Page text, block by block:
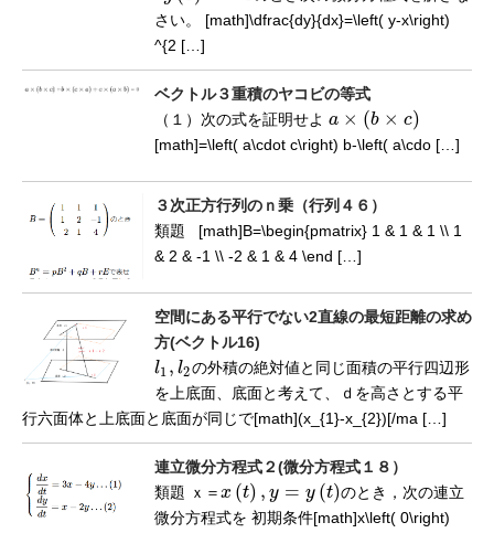
さい。 [math]\dfrac{dy}{dx}=\left( y-x\right)
^{2 […]
ベクトル３重積のヤコビの等式
（１）次の式を証明せよ a × (b × c)
a×(b ×c)
[math]=\left( a\cdot c\right) b-\left( a\cdo […]
３次正方行列のｎ乗（行列４６）
類題 [math]B=\begin{pmatrix} 1 & 1 & 1 \\ 1
& 2 & -1 \\ -2 & 1 & 4 \end […]
空間にある平行でない2直線の最短距離の求め
方(ベクトル16)
l1 , l2
l1 ,l 2 の外積の絶対値と同じ面積の平行四辺形
を上底面、底面と考えて、ｄを高さとする平
行六面体と上底面と底面が同じで[math](x_{1}-x_{2})[/ma […]
連立微分方程式２(微分方程式１８）
類題 ｘ ＝x (t) , y = y (t)
ｘ ＝x( t),y = y(t )
のとき，次の連立
微分方程式を 初期条件[math]x\left( 0\right)